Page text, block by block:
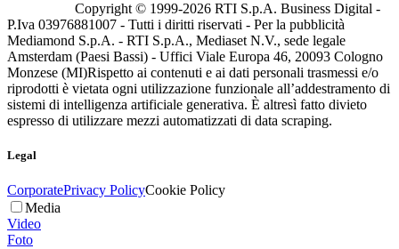
Copyright © 1999-2026 RTI S.p.A. Business Digital -
P.Iva 03976881007 - Tutti i diritti riservati - Per la pubblicità
Mediamond S.p.A. - RTI S.p.A., Mediaset N.V., sede legale
Amsterdam (Paesi Bassi) - Uffici Viale Europa 46, 20093 Cologno
Monzese (MI)Rispetto ai contenuti e ai dati personali trasmessi e/o
riprodotti è vietata ogni utilizzazione funzionale all’addestramento di
sistemi di intelligenza artificiale generativa. È altresì fatto divieto
espresso di utilizzare mezzi automatizzati di data scraping.
Legal
CorporatePrivacy PolicyCookie Policy
Media
Video
Foto